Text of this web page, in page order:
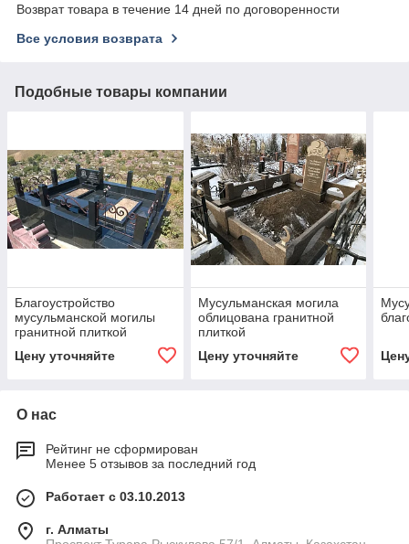
Возврат товара в течение 14 дней по договоренности
Все условия возврата
Подобные товары компании
Благоустройство
мусульманской могилы
гранитной плиткой
Цену уточняйте
Мусульманская могила
облицована гранитной
плиткой
Цену уточняйте
О нас
Рейтинг не сформирован
Менее 5 отзывов за последний год
Работает с 03.10.2013
г. Алматы